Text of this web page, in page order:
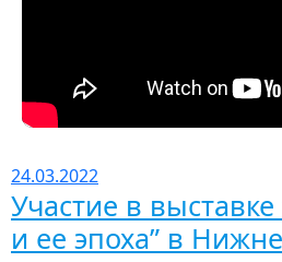
24.03.2022
Участие в
и ее эпоха” в